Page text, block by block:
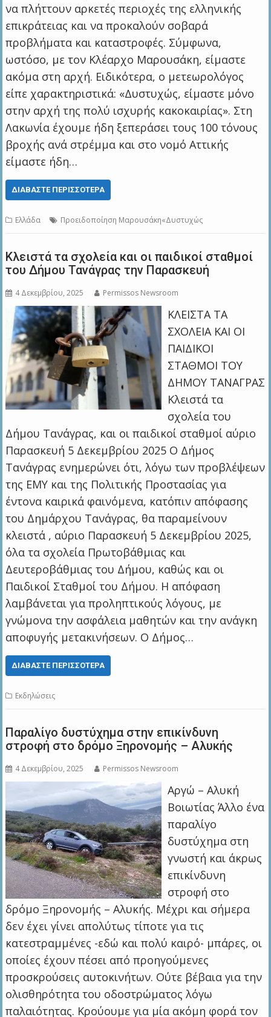
να πλήττουν αρκετές περιοχές της ελληνικής
επικράτειας και να προκαλούν σοβαρά
προβλήματα και καταστροφές. Σύμφωνα,
ωστόσο, με τον Κλέαρχο Μαρουσάκη, είμαστε
ακόμα στη αρχή. Ειδικότερα, ο μετεωρολόγος
είπε χαρακτηριστικά: «Δυστυχώς, είμαστε μόνο
στην αρχή της πολύ ισχυρής κακοκαιρίας». Στη
Λακωνία έχουμε ήδη ξεπεράσει τους 100 τόνους
βροχής ανά στρέμμα και στο νομό Αττικής
είμαστε ήδη…
ΔΙΑΒΆΣΤΕ ΠΕΡΙΣΣΌΤΕΡΑ
Ελλάδα Προειδοποίηση Μαρουσάκη«Δυστυχώς
Kλειστά τα σχολεία και οι παιδικοί σταθμοί
του Δήμου Τανάγρας την Παρασκευή
4 Δεκεμβρίου, 2025 Permissos Newsroom
ΚΛΕΙΣΤΑ ΤΑ
ΣΧΟΛΕΙΑ ΚΑΙ ΟΙ
ΠΑΙΔΙΚΟΙ
ΣΤΑΘΜΟΙ ΤΟΥ
ΔΗΜΟΥ ΤΑΝΑΓΡΑΣ
Κλειστά τα
σχολεία του
Δήμου Τανάγρας, και οι παιδικοί σταθμοί αύριο
Παρασκευή 5 Δεκεμβρίου 2025 Ο Δήμος
Τανάγρας ενημερώνει ότι, λόγω των προβλέψεων
της ΕΜΥ και της Πολιτικής Προστασίας για
έντονα καιρικά φαινόμενα, κατόπιν απόφασης
του Δημάρχου Τανάγρας, θα παραμείνουν
κλειστά , αύριο Παρασκευή 5 Δεκεμβρίου 2025,
όλα τα σχολεία Πρωτοβάθμιας και
Δευτεροβάθμιας του Δήμου, καθώς και οι
Παιδικοί Σταθμοί του Δήμου. Η απόφαση
λαμβάνεται για προληπτικούς λόγους, με
γνώμονα την ασφάλεια μαθητών και την ανάγκη
αποφυγής μετακινήσεων. Ο Δήμος…
ΔΙΑΒΆΣΤΕ ΠΕΡΙΣΣΌΤΕΡΑ
Εκδηλώσεις
Παραλίγο δυστύχημα στην επικίνδυνη
στροφή στο δρόμο Ξηρονομής – Αλυκής
4 Δεκεμβρίου, 2025 Permissos Newsroom
Αργώ – Αλυκή
Βοιωτίας Άλλο ένα
παραλίγο
δυστύχημα στη
γνωστή και άκρως
επικίνδυνη
στροφή στο
δρόμο Ξηρονομής – Αλυκής. Μέχρι και σήμερα
δεν έχει γίνει απολύτως τίποτε για τις
κατεστραμμένες -εδώ και πολύ καιρό- μπάρες, οι
οποίες έχουν πέσει από προηγούμενες
προσκρούσεις αυτοκινήτων. Ούτε βέβαια για την
ολισθηρότητα του οδοστρώματος λόγω
παλαιότητας. Κρούουμε για μία ακόμη φορά τον